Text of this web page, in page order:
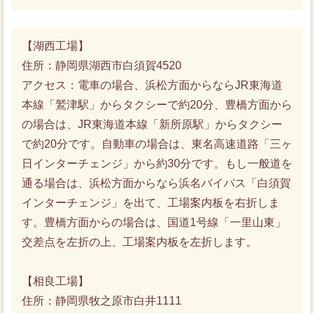
【湖西工場】
住所：静岡県湖西市白須賀4520
アクセス：電車の場合、浜松方面からならJR東海道
本線「鷲津駅」からタクシーで約20分、豊橋方面から
の場合は、JR東海道本線「新所原駅」からタクシー
で約20分です。自動車の場合は、東名高速道路「三ヶ
日インターチェンジ」から約30分です。もし一般道を
通る場合は、浜松方面からなら浜名バイパス「白須賀
インターチェンジ」を出て、工場案内板を右折しま
す。豊橋方面からの場合は、国道1号線「一里山東」
交差点を左折の上、工場案内板を左折します。
【相良工場】
住所：静岡県牧之原市白井1111